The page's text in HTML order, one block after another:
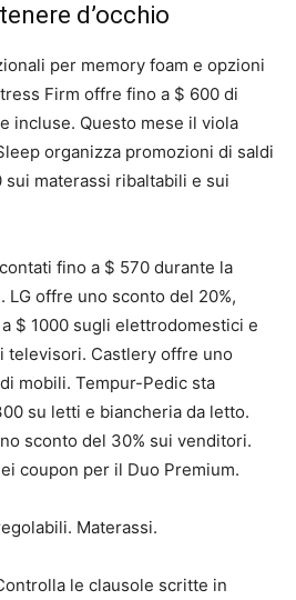
d’occhio
per memory foam e opzioni
Firm offre fino a $ 600 di
incluse. Questo mese il viola
organizza promozioni di saldi
materassi ribaltabili e sui
fino a $ 570 durante la
LG offre uno sconto del 20%,
$ 1000 sugli elettrodomestici e
televisori. Castlery offre uno
mobili. Tempur-Pedic sta
su letti e biancheria da letto.
sconto del 30% sui venditori.
coupon per il Duo Premium.
Materassi.
le clausole scritte in